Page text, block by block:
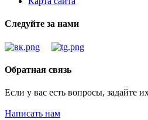
Следуйте за нами
Обратная связь
Если у вас есть вопросы, задайте
Написать нам